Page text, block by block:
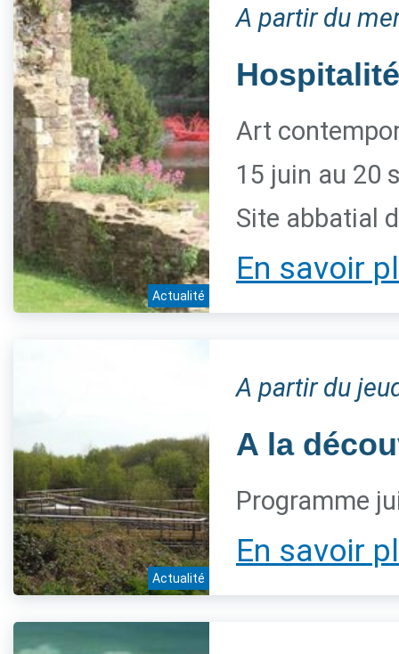
Actualité
A partir du
Art
15 juin au 20
Site abbatial
En savoir
Actualité
A partir du
A la
Programme
En savoir